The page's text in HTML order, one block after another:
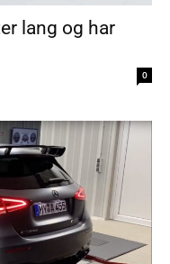
lang og har
0